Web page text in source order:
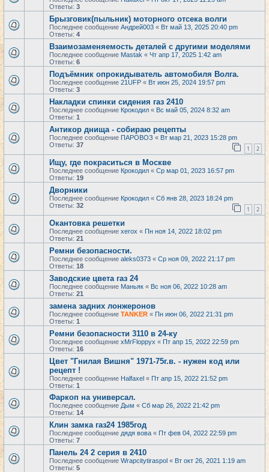
Ответы: 3
Брызговик(пыльник) моторного отсека волги
Последнее сообщение Андрей003 « Вт май 13, 2025 20:40 pm
Ответы: 4
Взаимозаменяемость деталей с другими моделями
Последнее сообщение Mastak « Чт апр 17, 2025 1:42 am
Ответы: 6
Подъёмник опрокидыватель автомобиля Волга.
Последнее сообщение 21UFP « Вт июн 25, 2024 19:57 pm
Ответы: 3
Накладки спинки сидения газ 2410
Последнее сообщение Крокодил « Вс май 05, 2024 8:32 am
Ответы: 1
Антикор днища - собираю рецепты
Последнее сообщение ПАРОВОЗ « Вт мар 21, 2023 15:28 pm
Ответы: 37 1 2
Ищу, где покраситься в Москве
Последнее сообщение Крокодил « Ср мар 01, 2023 16:57 pm
Ответы: 19
Дворники
Последнее сообщение Крокодил « Сб янв 28, 2023 18:24 pm
Ответы: 32 1 2
Окантовка решетки
Последнее сообщение xerox « Пн ноя 14, 2022 18:02 pm
Ответы: 21
Ремни безопасности.
Последнее сообщение aleks0373 « Ср ноя 09, 2022 21:17 pm
Ответы: 18
Заводские цвета газ 24
Последнее сообщение Маньяк « Вс ноя 06, 2022 10:28 am
Ответы: 21
замена задних лонжеронов
Последнее сообщение TANKER « Пн июн 06, 2022 21:31 pm
Ответы: 1
Ремни безопасности 3110 в 24-ку
Последнее сообщение xMrFloppyx « Пт апр 15, 2022 22:59 pm
Ответы: 16
Цвет "Гнилая Вишня" 1971-75г.в. - нужен код или
рецепт !
Последнее сообщение Halfaxel « Пт апр 15, 2022 21:52 pm
Ответы: 1
Фаркоп на универсал.
Последнее сообщение Дым « Сб мар 26, 2022 21:42 pm
Ответы: 14
Клин замка газ24 1985год
Последнее сообщение дядя вова « Пт фев 04, 2022 22:59 pm
Ответы: 7
Панель 24 2 серия в 2410
Последнее сообщение Wrapcitytiraspol « Вт окт 26, 2021 1:19 am
Ответы: 5